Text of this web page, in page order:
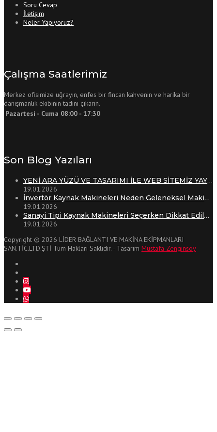
Soru Cevap
İletişim
Neler Yapıyoruz?
Çalışma Saatlerimiz
Merkez ofisimize uğrayın, enfes bir fincan kahvenin ve harika bir
danışmanlık ekibinin tadını çıkarın.
Pazartesi - Cuma 08:00 - 17:30
Son Blog Yazıları
YENİ ARA YÜZÜ VE TASARIMI İLE WEB SİTEMİZ YAYINDADIR.
19.01.2026
İnvertör Kaynak Makineleri Neden Geleneksel Makinelerin Önüne Geçti?
19.01.2026
Sanayi Tipi Kaynak Makineleri Seçerken Dikkat Edilmesi Gereken 7 Kritik Nokta
19.01.2026
Copyright © 2026 LİDER BAĞLANTI VE MAKİNA EKİPMANLARI
SAN.TİC.LTD.ŞTİ Tüm Hakları Saklıdır. - Tasarım Mustafa Zenginsoy